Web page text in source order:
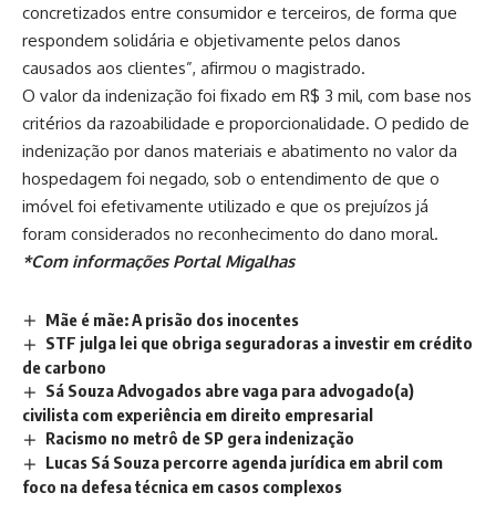
concretizados entre consumidor e terceiros, de forma que
respondem solidária e objetivamente pelos danos
causados aos clientes”, afirmou o magistrado.
O valor da indenização foi fixado em R$ 3 mil, com base nos
critérios da razoabilidade e proporcionalidade. O pedido de
indenização por danos materiais e abatimento no valor da
hospedagem foi negado, sob o entendimento de que o
imóvel foi efetivamente utilizado e que os prejuízos já
foram considerados no reconhecimento do dano moral.
*Com informaçõesPortal Migalhas
Mãe é mãe: A prisão dos inocentes
STF julga lei que obriga seguradoras a investir em crédito
de carbono
Sá Souza Advogados abre vaga para advogado(a)
civilista com experiência em direito empresarial
Racismo no metrô de SP gera indenização
Lucas Sá Souza percorre agenda jurídica em abril com
foco na defesa técnica em casos complexos